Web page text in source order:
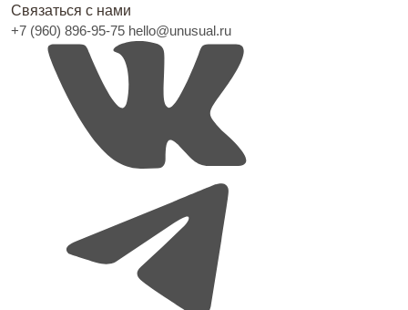
Связаться с нами
+7 (960) 896-95-75 hello@unusual.ru